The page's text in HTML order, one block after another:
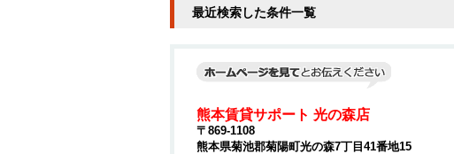
最近検索した条件一覧
熊本賃貸サポート 光の森店
〒869-1108
熊本県菊池郡菊陽町光の森7丁目41番地15